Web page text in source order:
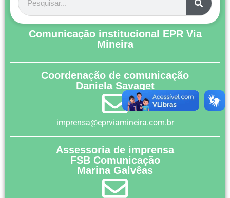
Comunicação institucional EPR Via
Mineira
Coordenação de comunicação
Daniela Savaget
imprensa@eprviamineira.com.br
Assessoria de imprensa
FSB Comunicação
Marina Galvêas